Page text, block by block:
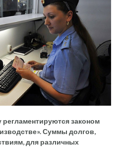
регламентируются законом
Суммы долгов,
для различных